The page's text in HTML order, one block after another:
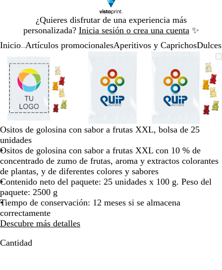
¿Quieres disfrutar de una experiencia más
personalizada? Inicia sesión o crea una cuenta ✨
1
Inicio Artículos promocionalesAperitivos y CaprichosDulces
Imagen
ampliable
Acercado
hasta
mínimo
Haz
clic
para
expandir
Utiliza
las
teclas
de
más
y
para
y
alejar
las
flechas
para
moverte
por
mínimo
para
expandir
teclas
de
más
y
para
y
alejar
y
las
para
ampliable
Acercado
mínimo
para
expandir
teclas
de
más
y
menos
para
y
alejar
las
Diapositiva
Ositos de golosina con sabor a frutas XXL, bolsa de 25
unidades
Ositos de golosina con sabor a frutas XXL con 10 % de
concentrado de zumo de frutas, aroma y extractos colorantes
de plantas, y de diferentes colores y sabores
Contenido neto del paquete: 25 unidades x 100 g. Peso del
paquete: 2500 g
Tiempo de conservación: 12 meses si se almacena
correctamente
Descubre más detalles
Cantidad